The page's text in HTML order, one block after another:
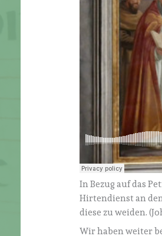
In Bezug auf das
Hirtendienst an
diese zu weiden.
Wir haben weiter